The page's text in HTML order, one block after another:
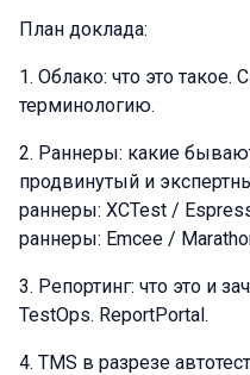
План доклада:
1. Облако: что это такое.
терминологию.
2. Раннеры: какие
продвинутый и
раннеры: XCTest /
раннеры: Emcee /
3. Репортинг: что это и
TestOps. ReportPortal.
4. TMS в разрезе